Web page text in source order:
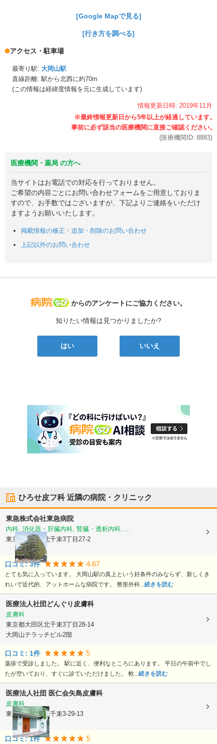
[Google Mapで見る]
[行き方を調べる]
アクセス・駐車場
最寄り駅: 大岡山駅
直線距離: 駅から北西に約70m
(この情報は経緯度情報を元に生成しています)
情報更新日時: 2019年11月
(医療機関ID: 8883)
医療機関・薬局 の方へ
当サイトはお電話での対応を行っておりません。
ご希望の内容ごとにお問い合わせフォームをご用意しておりま
すので、お手数ではございますが、下記よりご連絡をいただけ
ますようお願いいたします。
掲載情報の修正・追加・削除のお問い合わせ
上記以外のお問い合わせ
病院なび
からのアンケートにご協力ください。
知りたい情報は見つかりましたか?
はい いいえ
ひろせ皮フ科近隣の病院・クリニック
東急株式会社東急病院
内科, 消化器・肝臓内科, 腎臓・透析内科, ...
東京都大田区北千束3丁目27-2
口コミ:3件 4.67
とても気に入っています。 大岡山駅の真上という好条件のみならず、新しくき
れいで近代的、アットホームな病院です。 整形外科... 続きを読む
医療法人社団 どんぐり皮膚科
皮膚科
東京都大田区北千束3丁目28-14
大岡山テラッチビル2階
口コミ: 1件 5
薬疹で受診しました。 駅に近く、便利なところにあります。 平日の午前中でし
たが空いており、すぐに診ていただけました。 軟... 続きを読む
医療法人社団 医仁会矢島皮膚科
皮膚科
東京都大田区北千束3-29-13
口コミ:1件 5